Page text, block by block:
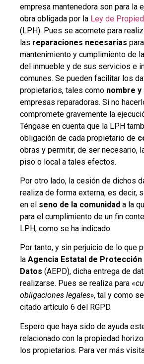
empresa mantenedora son para la
obra obligada por la Ley de
(LPH). Pues se acomete para
las reparaciones necesarias
mantenimiento y cumplimiento de
del inmueble y de sus servicios e
comunes. Se pueden facilitar los
propietarios, tales como nombre
empresas reparadoras. Si no
compromete gravemente la
Téngase en cuenta que la LPH
obligación de cada propietario de
obras y permitir, de ser necesario,
piso o local a tales efectos.
Por otro lado, la cesión de dichos
realiza de forma externa, es decir,
en el seno de la comunidad a la
para el cumplimiento de un fin
LPH, como se ha indicado.
Por tanto, y sin perjuicio de lo que
la Agencia Estatal de Protección
Datos (AEPD), dicha entrega de
realizarse. Pues se realiza para «
obligaciones legales», tal y como
citado artículo 6 del RGPD.
Espero que haya sido de ayuda
relacionado con la propiedad
los propietarios. Para ver más